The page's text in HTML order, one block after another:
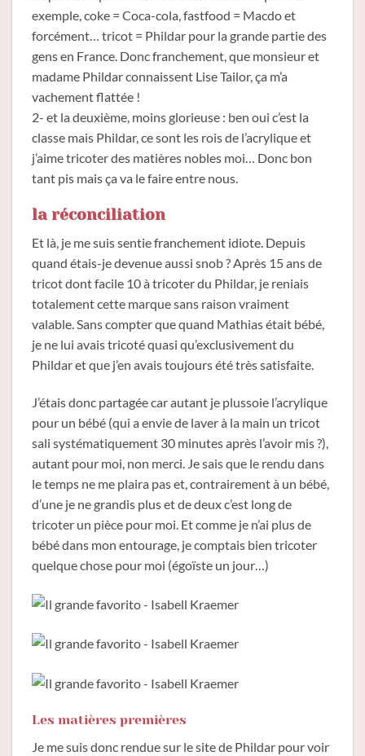
exemple, coke = Coca-cola, fastfood = Macdo et
forcément… tricot = Phildar pour la grande partie des
gens en France. Donc franchement, que monsieur et
madame Phildar connaissent Lise Tailor, ça m’a
vachement flattée !
2- et la deuxième, moins glorieuse : ben oui c’est la
classe mais Phildar, ce sont les rois de l’acrylique et
j’aime tricoter des matières nobles moi… Donc bon
tant pis mais ça va le faire entre nous.
la réconciliation
Et là, je me suis sentie franchement idiote. Depuis
quand étais-je devenue aussi snob ? Après 15 ans de
tricot dont facile 10 à tricoter du Phildar, je reniais
totalement cette marque sans raison vraiment
valable. Sans compter que quand Mathias était bébé,
je ne lui avais tricoté quasi qu’exclusivement du
Phildar et que j’en avais toujours été très satisfaite.
J’étais donc partagée car autant je plussoie l’acrylique
pour un bébé (qui a envie de laver à la main un tricot
sali systématiquement 30 minutes après l’avoir mis ?),
autant pour moi, non merci. Je sais que le rendu dans
le temps ne me plaira pas et, contrairement à un bébé,
d’une je ne grandis plus et de deux c’est long de
tricoter un pièce pour moi. Et comme je n’ai plus de
bébé dans mon entourage, je comptais bien tricoter
quelque chose pour moi (égoïste un jour…)
Les matières premières
Je me suis donc rendue sur le site de Phildar pour voir